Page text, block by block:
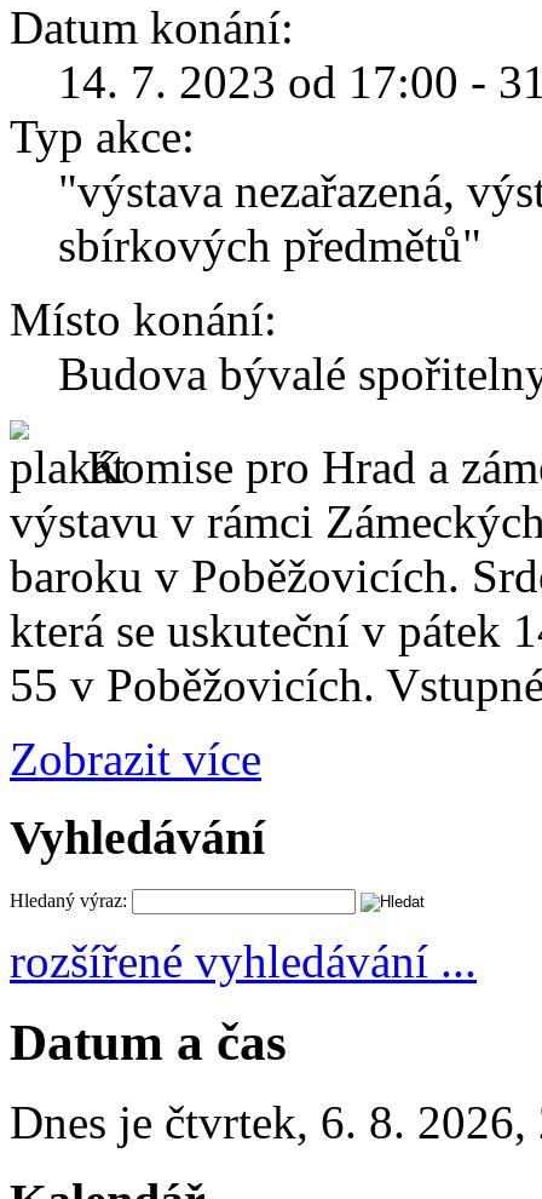
Datum konání:
14. 7. 2023 od 17:00 -
Typ akce:
"výstava nezařazená,
sbírkových předmětů"
Místo konání:
Budova bývalé
Komise pro Hrad a
výstavu v rámci
baroku v Poběžovicích.
která se uskuteční v pátek
55 v Poběžovicích.
Zobrazit více
Vyhledávání
Hledaný výraz:
rozšířené vyhledávání ...
Datum a čas
Dnes je čtvrtek, 6. 8. 2026,